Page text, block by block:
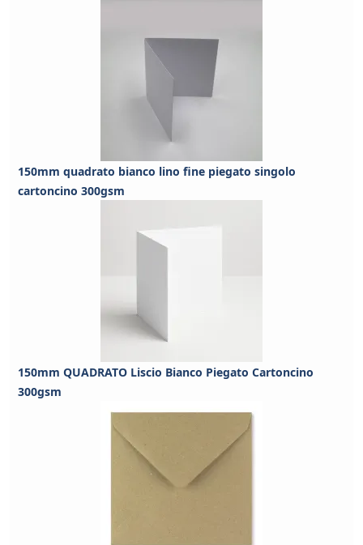
150mm quadrato bianco lino fine piegato singolo
cartoncino 300gsm
150mm QUADRATO Liscio Bianco Piegato Cartoncino
300gsm